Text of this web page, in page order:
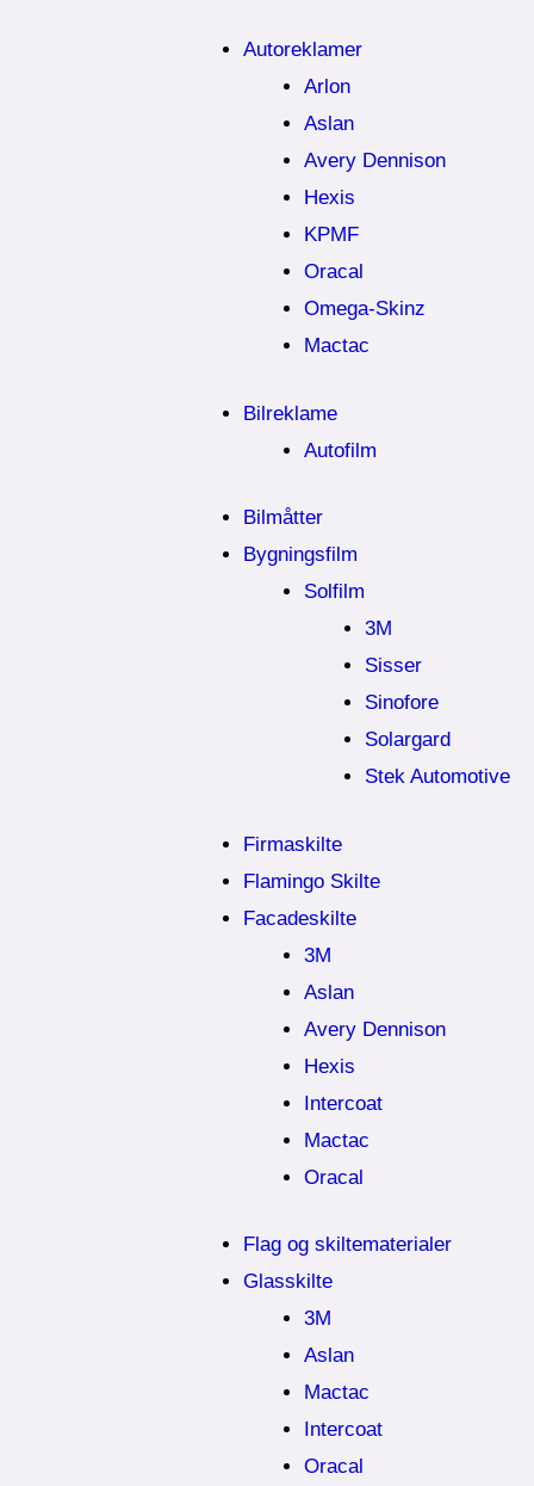
Autoreklamer
Arlon
Aslan
Avery Dennison
Hexis
KPMF
Oracal
Omega-Skinz
Mactac
Bilreklame
Autofilm
Bilmåtter
Bygningsfilm
Solfilm
3M
Sisser
Sinofore
Solargard
Stek Automotive
Firmaskilte
Flamingo Skilte
Facadeskilte
3M
Aslan
Avery Dennison
Hexis
Intercoat
Mactac
Oracal
Flag og skiltematerialer
Glasskilte
3M
Aslan
Mactac
Intercoat
Oracal